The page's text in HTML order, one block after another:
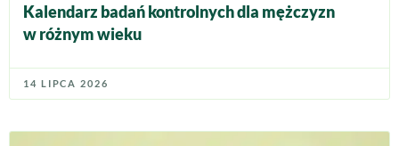
Kalendarz badań kontrolnych dla mężczyzn
w różnym wieku
14 LIPCA 2026